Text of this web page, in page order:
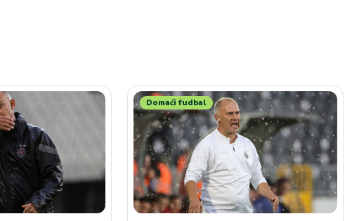
Domaći fudbal